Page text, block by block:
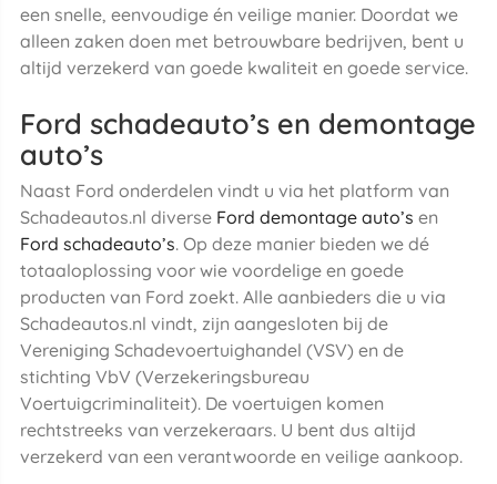
een snelle, eenvoudige én veilige manier. Doordat we
alleen zaken doen met betrouwbare bedrijven, bent u
altijd verzekerd van goede kwaliteit en goede service.
Ford schadeauto’s en demontage
auto’s
Naast Ford onderdelen vindt u via het platform van
Schadeautos.nl diverse Ford demontage auto’s en
Ford schadeauto’s. Op deze manier bieden we dé
totaaloplossing voor wie voordelige en goede
producten van Ford zoekt. Alle aanbieders die u via
Schadeautos.nl vindt, zijn aangesloten bij de
Vereniging Schadevoertuighandel (VSV) en de
stichting VbV (Verzekeringsbureau
Voertuigcriminaliteit). De voertuigen komen
rechtstreeks van verzekeraars. U bent dus altijd
verzekerd van een verantwoorde en veilige aankoop.